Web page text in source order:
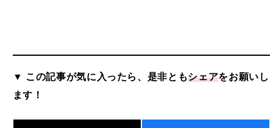
▼ この記事が気に入ったら、是非ともシェアをお願いし
ます！